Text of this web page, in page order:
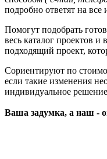
подробно ответят на
Помогут подобрать
весь каталог проектов
подходящий проект,
Сориентируют по
если такие изменения
индивидуальное
Ваша задумка, а наш -